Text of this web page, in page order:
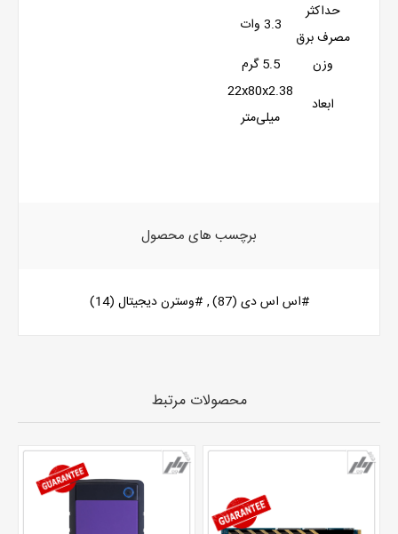
حداکثر
مصرف برق
3.3 وات
وزن
5.5 گرم
ابعاد
22x80x2.38
میلی‌متر
برچسب های محصول
#اس اس دی (87)
, #وسترن دیجیتال (14)
محصولات مرتبط